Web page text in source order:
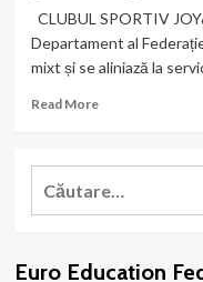
CLUBUL SPORTIV
Departament al
mixt și se aliniază la
Read MoreRead
CLUBUL
SPORTIV
noastre
Caută
Euro Education